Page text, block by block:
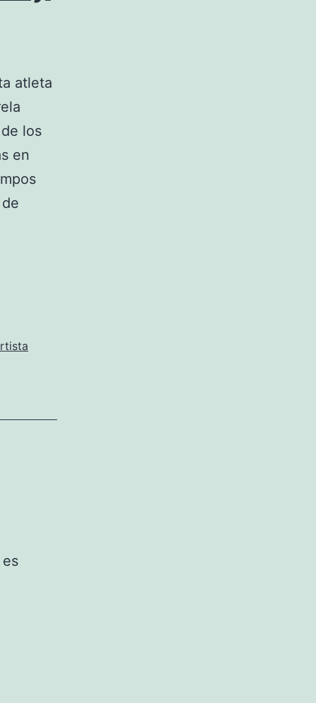
atleta
los
en